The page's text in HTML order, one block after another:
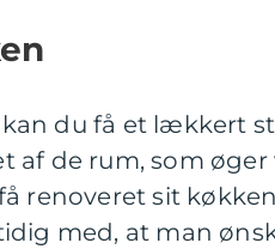
du få et lækkert
af de rum, som
renoveret sit
med, at man